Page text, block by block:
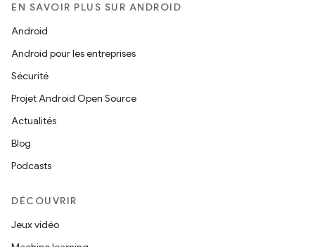
EN SAVOIR PLUS SUR ANDROID
Android
Android pour les entreprises
Sécurité
Projet Android Open Source
Actualités
Blog
Podcasts
DÉCOUVRIR
Jeux vidéo